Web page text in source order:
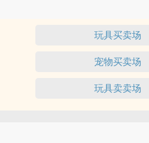
玩具买卖场
宠物买卖场
玩具卖卖场